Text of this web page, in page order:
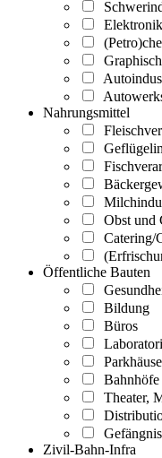
Nahrungsmittel
Obst und
Catering/
Öffentliche Bauten
Bildung
Büros
Bahnhöfe
Theater,
Zivil-Bahn-Infra